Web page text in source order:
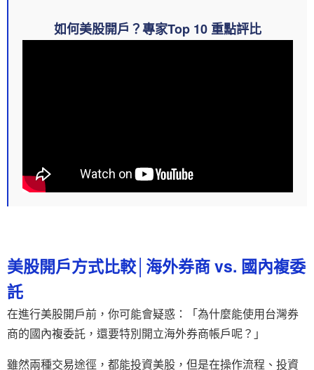
如何美股開戶？專家Top 10 重點評比
美股開戶方式比較│海外券商 vs. 國內複委
託
在進行美股開戶前，你可能會疑惑：「為什麼能使用台灣券
商的國內複委託，還要特別開立海外券商帳戶呢？」
雖然兩種交易途徑，都能投資美股，但是在操作流程、投資